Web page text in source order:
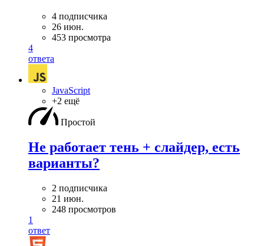
4 подписчика
26 июн.
453 просмотра
4
ответа
JavaScript
+2 ещё
Простой
Не работает тень + слайдер, есть
варианты?
2 подписчика
21 июн.
248 просмотров
1
ответ